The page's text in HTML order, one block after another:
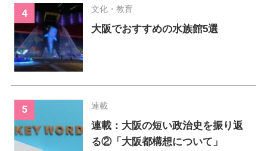
文化・教育
大阪でおすすめの水族館5選
連載
連載：大阪の短い政治史を振り返
る②「大阪都構想について」